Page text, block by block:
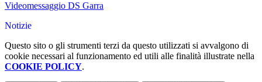
Videomessaggio DS Garra
Notizie
Questo sito o gli strumenti terzi da questo utilizzati si avvalgono di
cookie necessari al funzionamento ed utili alle finalità illustrate nella
COOKIE POLICY.